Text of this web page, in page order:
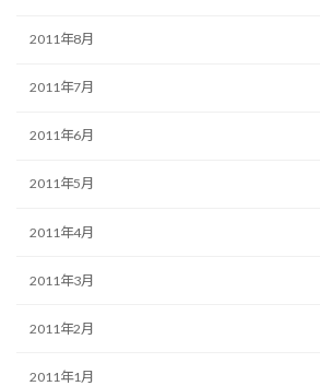
2011年8月
2011年7月
2011年6月
2011年5月
2011年4月
2011年3月
2011年2月
2011年1月